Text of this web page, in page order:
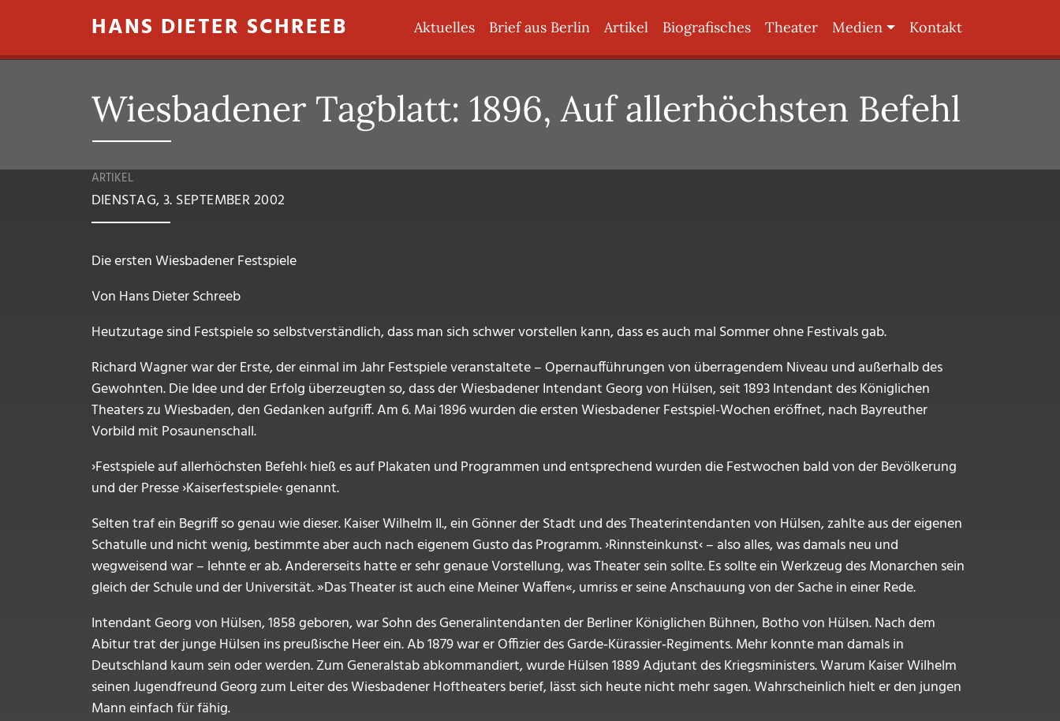
HANS DIETER SCHREEB Hauptnavigation
Aktuelles Brief aus Berlin Artikel Biografisches Theater Medien Kontakt
Wiesbadener Tagblatt: 1896, Auf allerhöchsten Befehl
ARTIKEL
DIENSTAG, 3. SEPTEMBER 2002
Die ersten Wiesbadener Festspiele
Von Hans Dieter Schreeb
Heutzutage sind Festspiele so selbstverständlich, dass man sich schwer vorstellen kann, dass es auch mal Sommer ohne Festivals gab.
Richard Wagner war der Erste, der einmal im Jahr Festspiele veranstaltete – Opernaufführungen von überragendem Niveau und außerhalb des
Gewohnten. Die Idee und der Erfolg überzeugten so, dass der Wiesbadener Intendant Georg von Hülsen, seit 1893 Intendant des Königlichen
Theaters zu Wiesbaden, den Gedanken aufgriff. Am 6. Mai 1896 wurden die ersten Wiesbadener Festspiel-Wochen eröffnet, nach Bayreuther
Vorbild mit Posaunenschall.
›Festspiele auf allerhöchsten Befehl‹ hieß es auf Plakaten und Programmen und entsprechend wurden die Festwochen bald von der Bevölkerung
und der Presse ›Kaiserfestspiele‹ genannt.
Selten traf ein Begriff so genau wie dieser. Kaiser Wilhelm II., ein Gönner der Stadt und des Theaterintendanten von Hülsen, zahlte aus der eigenen
Schatulle und nicht wenig, bestimmte aber auch nach eigenem Gusto das Programm. ›Rinnsteinkunst‹ – also alles, was damals neu und
wegweisend war – lehnte er ab. Andererseits hatte er sehr genaue Vorstellung, was Theater sein sollte. Es sollte ein Werkzeug des Monarchen sein
gleich der Schule und der Universität. »Das Theater ist auch eine Meiner Waffen«, umriss er seine Anschauung von der Sache in einer Rede.
Intendant Georg von Hülsen, 1858 geboren, war Sohn des Generalintendanten der Berliner Königlichen Bühnen, Botho von Hülsen. Nach dem
Abitur trat der junge Hülsen ins preußische Heer ein. Ab 1879 war er Offizier des Garde‑Kürassier‑Regiments. Mehr konnte man damals in
Deutschland kaum sein oder werden. Zum Generalstab abkommandiert, wurde Hülsen 1889 Adjutant des Kriegsministers. Warum Kaiser Wilhelm
seinen Jugendfreund Georg zum Leiter des Wiesbadener Hoftheaters berief, lässt sich heute nicht mehr sagen. Wahrscheinlich hielt er den jungen
Mann einfach für fähig.